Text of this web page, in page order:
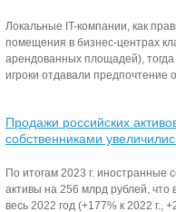
Локальные IT-компании, как
помещения в бизнес-центрах
арендованных площадей),
игроки отдавали предпочтение
Продажи российских
собственниками
По итогам 2023 г. иностранные
активы на 256 млрд рублей, что
весь 2022 год (+177% к 2022 г.,